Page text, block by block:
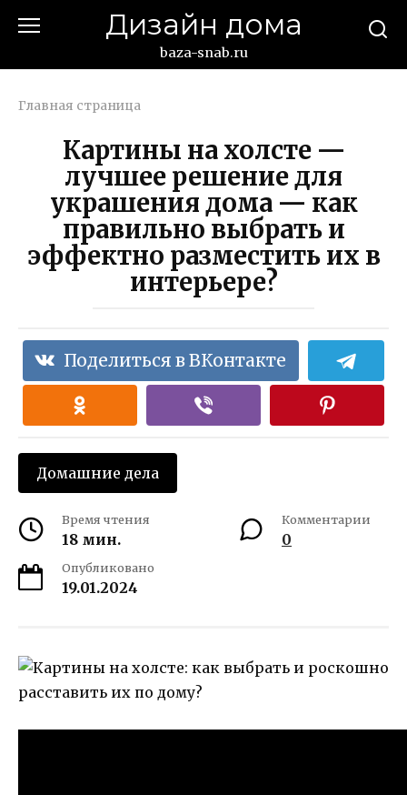
Дизайн дома
baza-snab.ru
Главная страница
Картины на холсте —
лучшее решение для
украшения дома — как
правильно выбрать и
эффектно разместить их в
интерьере?
Поделиться в ВКонтакте
Домашние дела
Время чтения
18 мин.
Комментарии
0
Опубликовано
19.01.2024